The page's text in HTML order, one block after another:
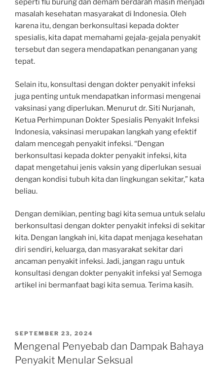
seperti flu burung dan demam berdarah masih menjadi
masalah kesehatan masyarakat di Indonesia. Oleh
karena itu, dengan berkonsultasi kepada dokter
spesialis, kita dapat memahami gejala-gejala penyakit
tersebut dan segera mendapatkan penanganan yang
tepat.
Selain itu, konsultasi dengan dokter penyakit infeksi
juga penting untuk mendapatkan informasi mengenai
vaksinasi yang diperlukan. Menurut dr. Siti Nurjanah,
Ketua Perhimpunan Dokter Spesialis Penyakit Infeksi
Indonesia, vaksinasi merupakan langkah yang efektif
dalam mencegah penyakit infeksi. “Dengan
berkonsultasi kepada dokter penyakit infeksi, kita
dapat mengetahui jenis vaksin yang diperlukan sesuai
dengan kondisi tubuh kita dan lingkungan sekitar,” kata
beliau.
Dengan demikian, penting bagi kita semua untuk selalu
berkonsultasi dengan dokter penyakit infeksi di sekitar
kita. Dengan langkah ini, kita dapat menjaga kesehatan
diri sendiri, keluarga, dan masyarakat sekitar dari
ancaman penyakit infeksi. Jadi, jangan ragu untuk
konsultasi dengan dokter penyakit infeksi ya! Semoga
artikel ini bermanfaat bagi kita semua. Terima kasih.
POSTED
ON
SEPTEMBER 23, 2024
Mengenal Penyebab dan Dampak Bahaya
Penyakit Menular Seksual